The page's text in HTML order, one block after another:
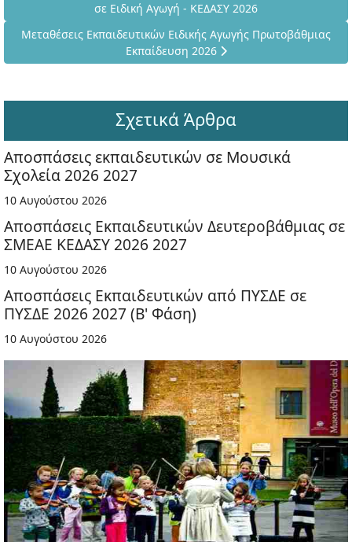
σε Ειδική Αγωγή - ΚΕΔΑΣΥ 2026
Επόμενο άρθρο: Μεταθέσεις Εκπαιδευτικών Ειδικής Αγωγής
Μεταθέσεις Εκπαιδευτικών Ειδικής Αγωγής Πρωτοβάθμιας
Εκπαίδευση 2026
Σχετικά Άρθρα
Αποσπάσεις εκπαιδευτικών σε Μουσικά
Σχολεία 2026 2027
10 Αυγούστου 2026
Αποσπάσεις Εκπαιδευτικών Δευτεροβάθμιας σε
ΣΜΕΑΕ ΚΕΔΑΣΥ 2026 2027
10 Αυγούστου 2026
Αποσπάσεις Εκπαιδευτικών από ΠΥΣΔΕ σε
ΠΥΣΔΕ 2026 2027 (Β' Φάση)
10 Αυγούστου 2026